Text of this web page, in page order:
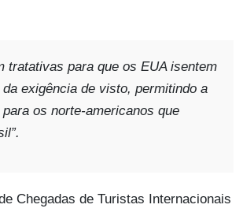
tratativas para que os EUA isentem
exigência de visto, permitindo a
os norte-americanos que
.
Chegadas de Turistas Internacionais